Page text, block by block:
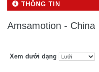
THÔNG TIN
Amsamotion - China
Xem dưới dạng